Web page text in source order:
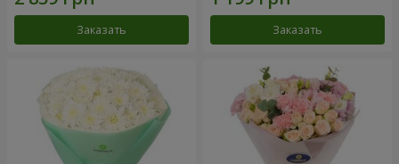
Заказать Заказать